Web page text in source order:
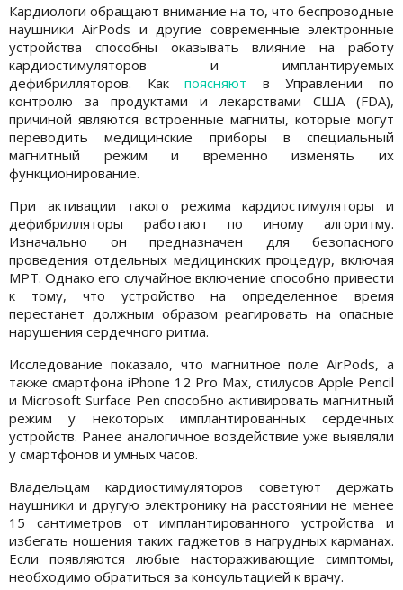
Кардиологи обращают внимание на то, что беспроводные
наушники AirPods и другие современные электронные
устройства способны оказывать влияние на работу
кардиостимуляторов и имплантируемых
дефибрилляторов. Какпоясняют в Управлении по
контролю за продуктами и лекарствами США (FDA),
причиной являются встроенные магниты, которые могут
переводить медицинские приборы в специальный
магнитный режим и временно изменять их
функционирование.
При активации такого режима кардиостимуляторы и
дефибрилляторы работают по иному алгоритму.
Изначально он предназначен для безопасного
проведения отдельных медицинских процедур, включая
МРТ. Однако его случайное включение способно привести
к тому, что устройство на определенное время
перестанет должным образом реагировать на опасные
нарушения сердечного ритма.
Исследование показало, что магнитное поле AirPods, а
также смартфона iPhone 12 Pro Max, стилусов Apple Pencil
и Microsoft Surface Pen способно активировать магнитный
режим у некоторых имплантированных сердечных
устройств. Ранее аналогичное воздействие уже выявляли
у смартфонов и умных часов.
Владельцам кардиостимуляторов советуют держать
наушники и другую электронику на расстоянии не менее
15 сантиметров от имплантированного устройства и
избегать ношения таких гаджетов в нагрудных карманах.
Если появляются любые настораживающие симптомы,
необходимо обратиться за консультацией к врачу.